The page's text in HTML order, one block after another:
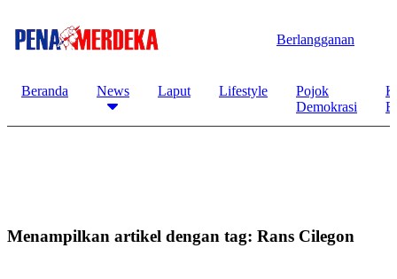
Berlangganan
Beranda News Laput Lifestyle
Pojok
Demokrasi
Menampilkan artikel dengan tag: Rans Cilegon